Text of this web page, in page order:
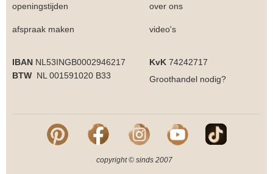
openingstijden over ons
afspraak maken video's
IBAN NL53INGB0002946217 KvK 74242717
BTW NL 001591020 B33 Groothandel nodig?
copyright © sinds 2007